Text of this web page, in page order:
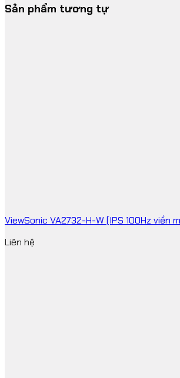
Sản phẩm tương tự
ViewSonic VA2732-H-W (IPS 100Hz viền
Liên hệ